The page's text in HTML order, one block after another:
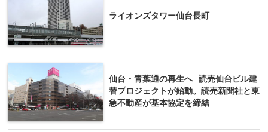
ライオンズタワー仙台長町
仙台・青葉通の再生へ─読売仙台ビル建
替プロジェクトが始動。読売新聞社と東
急不動産が基本協定を締結